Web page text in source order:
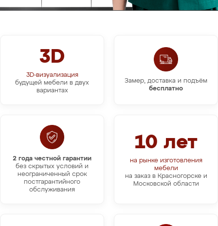
3D
3D-визуализация
будущей мебели в двух
вариантах
Замер, доставка и подъём
бесплатно
10 лет
на рынке изготовления
мебели
на заказ в Красногорске и
Московской области
2 года честной гарантии
без скрытых условий и
неограниченный срок
постгарантийного
обслуживания